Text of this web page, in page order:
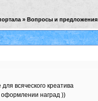
» Вопросы и предложения
всяческого креатива
оформлении наград ))